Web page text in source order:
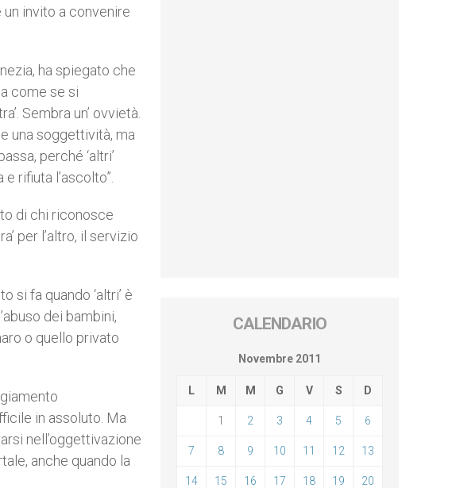
invito a convenire
ha spiegato che
come se si
Sembra un’ ovvietà.
una soggettività, ma
perché ‘altri’
rifiuta l’ascolto”.
di chi riconosce
per l’altro, il servizio
si fa quando ‘altri’ è
dei bambini,
o quello privato
in assoluto. Ma
nell’oggettivazione
anche quando la
CALENDARIO
Novembre 2011
L M M G V S D
1 2 3 4 5 6
7 8 9 10 11 12 13
14 15 16 17 18 19 20